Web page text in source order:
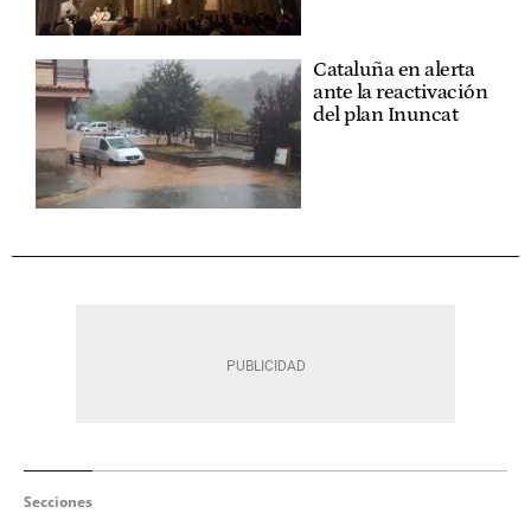
Cataluña en alerta
ante la reactivación
del plan Inuncat
Secciones